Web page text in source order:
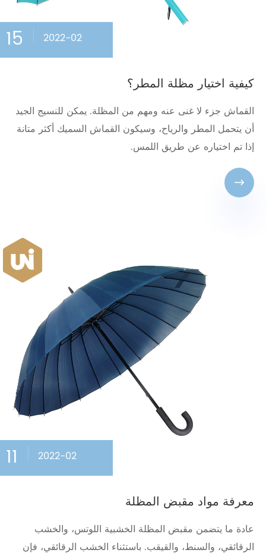
15 2022-02
كيفية اختيار مظلة المطر؟
القماش جزء لا غنى عنه ومهم من المظلة. يمكن للنسيج الجيد
أن يتحمل المطر والرياح، وسيكون القماش السميك أكثر متانة
إذا تم اختياره عن طريق اللمس.

11 2022-02
معرفة مواد مقبض المظلة
عادة ما يتضمن مقبض المظلة الخشبية اللوتس، والخشب
الرقائقي، والسنط، والقيقب. باستثناء الخشب الرقائقي، فإن